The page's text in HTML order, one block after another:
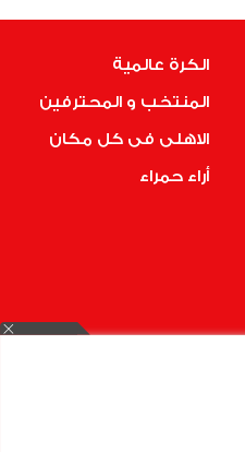
الكرة عالمية
المنتخب و المحترفين
الاهلى فى كل مكان
أراء حمراء